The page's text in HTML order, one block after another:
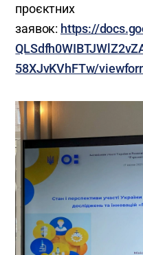
проєктних
заявок: https://
58XJvKVhFTw/